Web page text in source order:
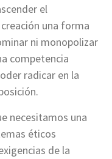
el
una forma
ni monopolizar
competencia
radicar en la
necesitamos una
éticos
de la